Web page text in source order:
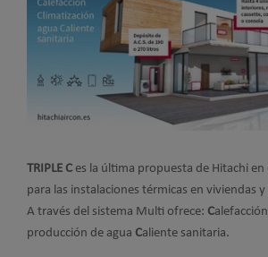
TRIPLE C es la última propuesta de Hitachi en
para las instalaciones térmicas en viviendas
A través del sistema Multi ofrece: C
producción de agua Caliente sanitaria.